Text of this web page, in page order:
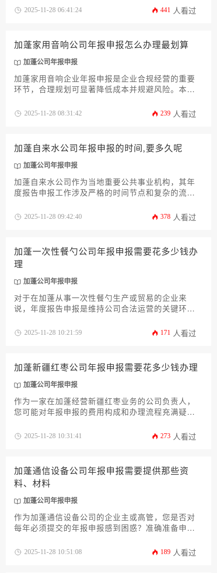
套操作指南，涵盖加蓬投资促进署（ANPI）和税务
险，其中对加蓬公司年报申报的核心环节将提供逐
步说明。
2025-11-28 06:41:24 441 人看过
加蓬家用音响公司年报申报怎么办理最划算
加蓬公司年报申报
加蓬家用音响企业年报申报是企业合规经营的重要
环节，合理规划可显著降低成本并规避风险。本文
个核心维度，系统阐述如何高效完成加蓬公司年报
2025-11-28 08:31:42 239 人看过
加蓬自来水公司年报申报的时间,要多久呢
加蓬公司年报申报
加蓬自来水公司作为当地重要公共事业机构，其年
度报告申报工作涉及严格的时间节点和复杂的流程
周期及注意事项，帮助企业管理者掌握完整的操作
供全链条指导，助您高效完成合规义务。
2025-11-28 09:42:40 378 人看过
加蓬一次性餐勺公司年报申报需要花多少钱办
理
加蓬公司年报申报
对于在加蓬从事一次性餐勺生产或贸易的企业来
说，年度报告申报是维持公司合法运营的关键环
申报究竟需要多少费用。实际上，这项费用并非固
文将为您深入剖析费用的构成，并提供实用的办理
策略，帮助企业精准预算，高效合规地完成这项法
定义务。
2025-11-28 10:21:59 171 人看过
加蓬新疆红枣公司年报申报需要花多少钱办理
加蓬公司年报申报
作为一家在加蓬经营新疆红枣业务的公司负责人，
您可能对年报申报的费用构成和办理流程充满疑
构，从政府规费、专业服务费到潜在附加费用，提
式选择，并给出实用的成本优化建议。无论您选择
自主办理还是委托专业机构，本文都将助您清晰掌
握加蓬公司年报申报的全部财务细节，确保合规的
同时实现成本可控。
2025-11-28 10:31:41 273 人看过
加蓬通信设备公司年报申报需要提供那些资
料、材料
加蓬公司年报申报
作为加蓬通信设备公司的企业主或高管，您是否对
每年必须提交的年报申报感到困惑？准确准备申报
司信誉、保障业务连续性的关键。本文将为您详细
2025-11-28 10:51:08 189 人看过